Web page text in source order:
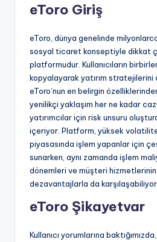
eToro Giriş
eToro, dünya genelinde milyonlarca
sosyal ticaret konseptiyle dikkat
platformudur. Kullanıcıların
kopyalayarak yatırım stratejilerini
eToro’nun en belirgin
yenilikçi yaklaşım her ne kadar
yatırımcılar için risk unsuru
içeriyor. Platform, yüksek
piyasasında işlem yapanlar için
sunarken, aynı zamanda işlem
dönemleri ve müşteri
dezavantajlarla da karşılaşabiliyor.
eToro Şikayetvar
Kullanıcı yorumlarına